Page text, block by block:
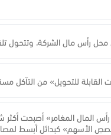
محل رأس مال الشركة، وتتحول
القابلة للتحويل» من التآكل
المال المغامر» أصبحت أكثر
الأسهم» كبدائل أبسط